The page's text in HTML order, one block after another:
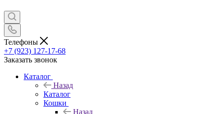
Телефоны
+7 (923) 127-17-68
Заказать звонок
Каталог
Назад
Каталог
Кошки
Назад